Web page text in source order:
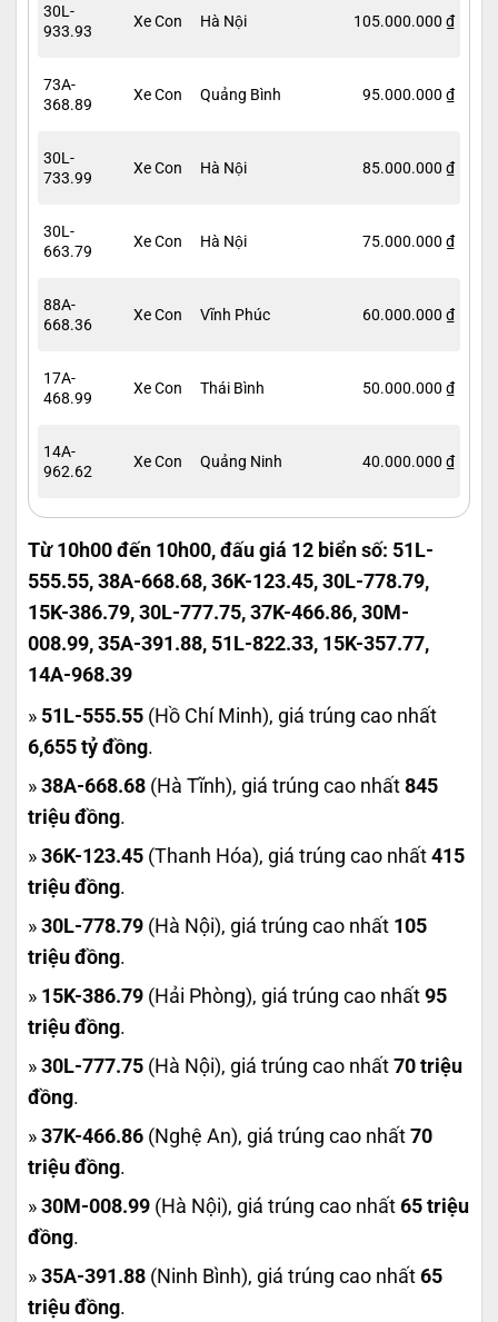
30L-
933.93
Xe Con Hà Nội 105.000.000 ₫
73A-
368.89
Xe Con Quảng Bình 95.000.000 ₫
30L-
733.99
Xe Con Hà Nội 85.000.000 ₫
30L-
663.79
Xe Con Hà Nội 75.000.000 ₫
88A-
668.36
Xe Con Vĩnh Phúc 60.000.000 ₫
17A-
468.99
Xe Con Thái Bình 50.000.000 ₫
14A-
962.62
Xe Con Quảng Ninh 40.000.000 ₫
Từ 10h00 đến 10h00, đấu giá 12 biển số: 51L-
555.55, 38A-668.68, 36K-123.45, 30L-778.79,
15K-386.79, 30L-777.75, 37K-466.86, 30M-
008.99, 35A-391.88, 51L-822.33, 15K-357.77,
14A-968.39
» 51L-555.55 (Hồ Chí Minh), giá trúng cao nhất
6,655 tỷ đồng.
» 38A-668.68 (Hà Tĩnh), giá trúng cao nhất 845
triệu đồng.
» 36K-123.45 (Thanh Hóa), giá trúng cao nhất 415
triệu đồng.
» 30L-778.79 (Hà Nội), giá trúng cao nhất 105
triệu đồng.
» 15K-386.79 (Hải Phòng), giá trúng cao nhất 95
triệu đồng.
» 30L-777.75 (Hà Nội), giá trúng cao nhất 70 triệu
đồng.
» 37K-466.86 (Nghệ An), giá trúng cao nhất 70
triệu đồng.
» 30M-008.99 (Hà Nội), giá trúng cao nhất 65 triệu
đồng.
» 35A-391.88 (Ninh Bình), giá trúng cao nhất 65
triệu đồng.